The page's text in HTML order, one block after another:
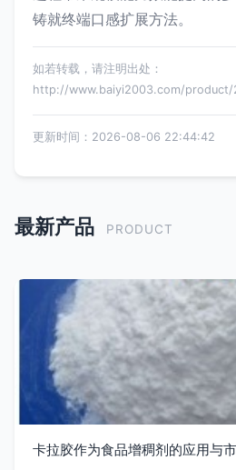
铸就终端口感扩展方法。
如若转载，请注明出处：
http://www.baiyi2003.com/product/
更新时间：2026-08-06 22:44:42
最新产品 PRODUCT
卡拉胶作为食品增稠剂的应用与